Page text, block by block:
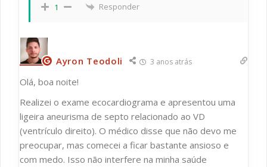
1 Responder
Ayron Teodoli 3 anos atrás
Olá, boa noite!
Realizei o exame ecocardiograma e apresentou uma
ligeira aneurisma de septo relacionado ao VD
(ventrículo direito). O médico disse que não devo me
preocupar, mas comecei a ficar bastante ansioso e
com medo. Isso não interfere na minha saúde